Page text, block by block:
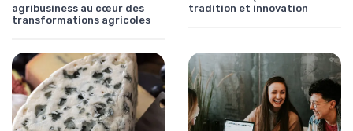
agribusiness au cœur des
transformations agricoles
tradition et innovation